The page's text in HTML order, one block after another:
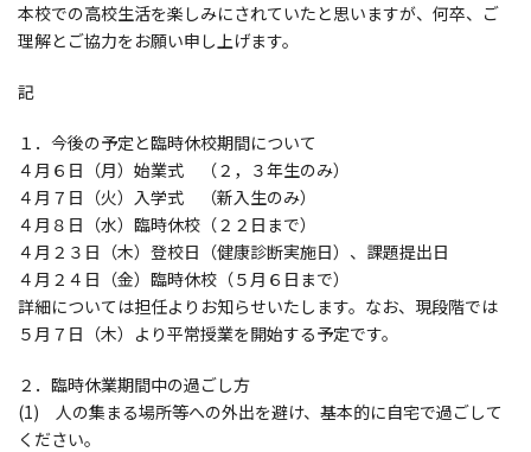
本校での高校生活を楽しみにされていたと思いますが、何卒、ご
理解とご協力をお願い申し上げます。
記
１．今後の予定と臨時休校期間について
４月６日（月）始業式 （２，３年生のみ）
４月７日（火）入学式 （新入生のみ）
４月８日（水）臨時休校（２２日まで）
４月２３日（木）登校日（健康診断実施日）、課題提出日
４月２４日（金）臨時休校（５月６日まで）
詳細については担任よりお知らせいたします。なお、現段階では
５月７日（木）より平常授業を開始する予定です。
２．臨時休業期間中の過ごし方
(1) 人の集まる場所等への外出を避け、基本的に自宅で過ごして
ください。